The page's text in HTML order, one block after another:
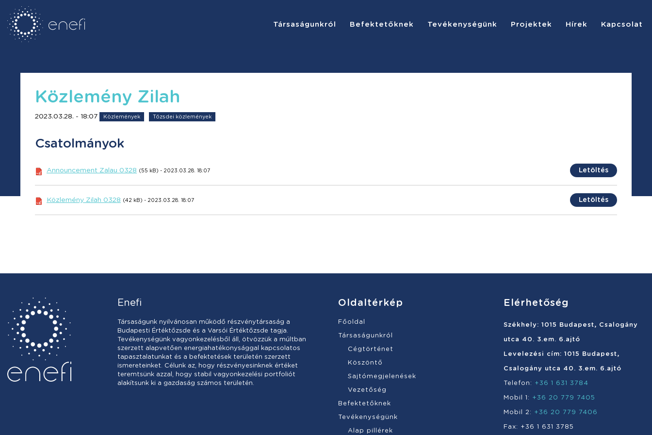
Társaságunkról Befektetőknek Tevékenységünk Projektek Hírek Kapcsolat
Közlemény Zilah
2023.03.28. - 18:07 Közlemények Tőzsdei közlemények
Csatolmányok
Announcement Zalau 0328 (55 kB) - 2023.03.28. 18:07 Letöltés
Közlemény Zilah 0328 (42 kB) - 2023.03.28. 18:07 Letöltés
Enefi
Társaságunk nyilvánosan működő részvénytársaság a
Budapesti Értéktőzsde és a Varsói Értéktőzsde tagja.
Tevékenységünk vagyonkezelésből áll, ötvözzük a múltban
szerzett alapvetően energiahatékonysággal kapcsolatos
tapasztalatunkat és a befektetések területén szerzett
ismereteinket. Célunk az, hogy részvényesinknek értéket
teremtsünk azzal, hogy stabil vagyonkezelési portfoliót
alakítsunk ki a gazdaság számos területén.
Oldaltérkép
Főoldal
Társaságunkról
Cégtörténet
Köszöntő
Sajtómegjelenések
Vezetőség
Befektetőknek
Tevékenységünk
Alap pillérek
Elérhetőség
Székhely: 1015 Budapest, Csalogány
utca 40. 3.em. 6.ajtó
Levelezési cím: 1015 Budapest,
Csalogány utca 40. 3.em. 6.ajtó
Telefon: +36 1 631 3784
Mobil 1: +36 20 779 7405
Mobil 2: +36 20 779 7406
Fax: +36 1 631 3785